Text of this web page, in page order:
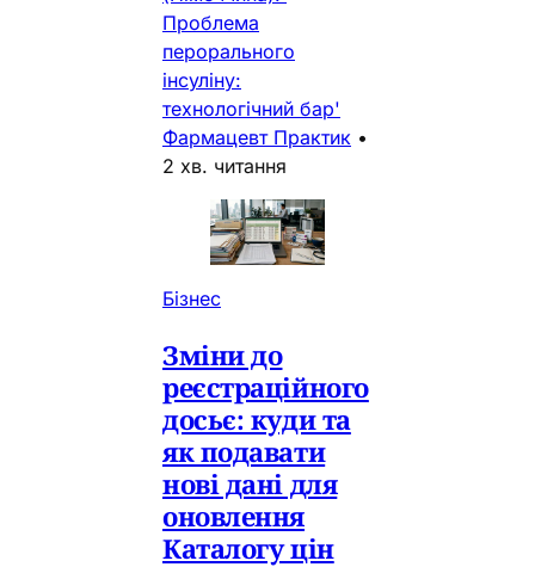
Проблема
перорального
інсуліну:
технологічний бар'
Фармацевт Практик •
2 хв. читання
Бізнес
Зміни до
реєстраційного
досьє: куди та
як подавати
нові дані для
оновлення
Каталогу цін